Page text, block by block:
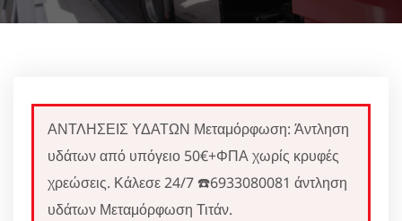
ΑΝΤΛΗΣΕΙΣ ΥΔΑΤΩΝ Μεταμόρφωση: Άντληση
υδάτων από υπόγειο 50€+ΦΠΑ χωρίς κρυφές
χρεώσεις. Κάλεσε 24/7 ☎️6933080081 άντληση
υδάτων Μεταμόρφωση Τιτάν.